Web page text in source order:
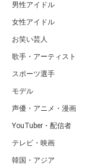
男性アイドル
女性アイドル
お笑い芸人
歌手・アーティスト
スポーツ選手
モデル
声優・アニメ・漫画
YouTuber・配信者
テレビ・映画
韓国・アジア